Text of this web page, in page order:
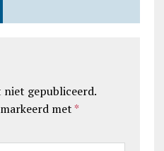
gepubliceerd.
met *